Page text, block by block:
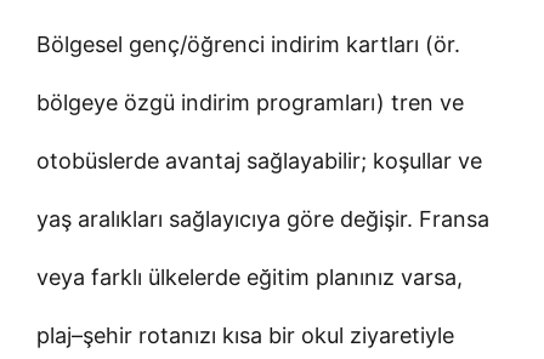
Bölgesel genç/öğrenci indirim kartları (ör.
bölgeye özgü indirim programları) tren ve
otobüslerde avantaj sağlayabilir; koşullar ve
yaş aralıkları sağlayıcıya göre değişir. Fransa
veya farklı ülkelerde eğitim planınız varsa,
plaj–şehir rotanızı kısa bir okul ziyaretiyle